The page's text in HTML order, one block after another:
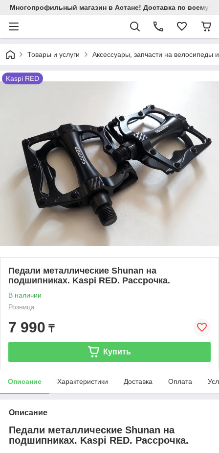
Многопрофильный магазин в Астане! Доставка по всему
Товары и услуги Аксессуары, запчасти на велосипеды
Kaspi RED
Педали металлические Shunan на
подшипниках. Kaspi RED. Рассрочка.
В наличии
Розница
7 990 ₸
Купить
Описание Характеристики Доставка Оплата
Описание
Педали металлические Shunan на
подшипниках. Kaspi RED. Рассрочка.